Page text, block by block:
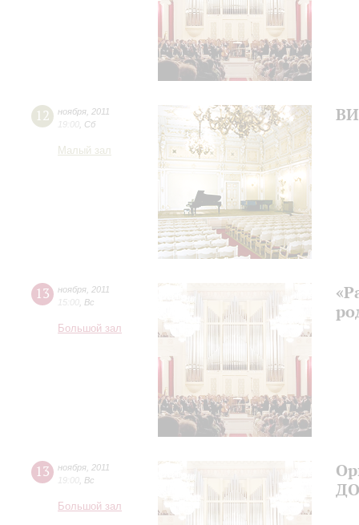
12 ноября 2011
19:00 Сб
Малый зал
13 ноября 2011
15:00 Вс
Большой зал
13 ноября 2011
19:00 Вс
Большой зал